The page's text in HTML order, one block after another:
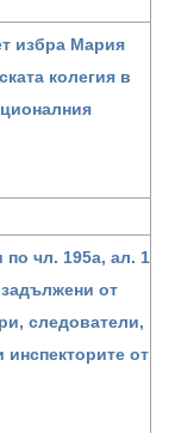
избра Мария
колегия в
чл. 195а, ал. 1
от
следователи,
инспекторите от